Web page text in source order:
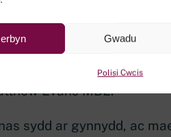
Gwadu
Polisi Cwcis
datblygiad yn darparu
helpu i gwrdd â’r
ar yr un pryd.
Evans MBE:
sydd ar gynnydd, ac